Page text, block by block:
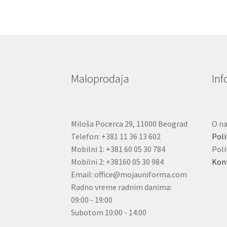
Maloprodaja
Miloša Pocerca 29, 11000 Beograd
Telefon: +381 11 36 13 602
Mobilni 1: +381 60 05 30 784
Mobilni 2: +38160 05 30 984
Email: office@mojauniforma.com
Radno vreme radnim danima:
09:00 - 19:00
Subotom 10:00 - 14:00
O